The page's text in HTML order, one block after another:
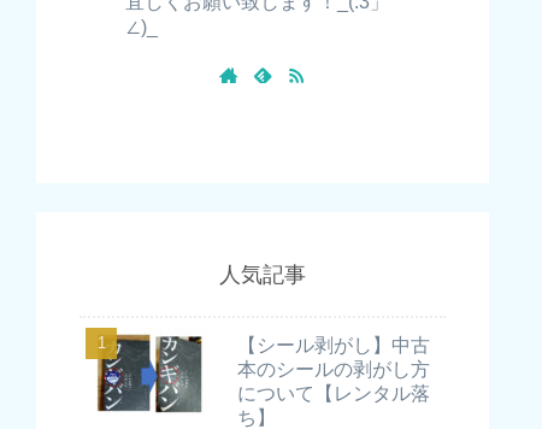
∠)_
人気記事
【シール剥がし】中古
本のシールの剥がし方
について【レンタル落
ち】